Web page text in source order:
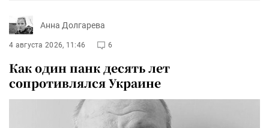
Анна Долгарева
4 августа 2026, 11:46 6
Как один панк десять лет
сопротивлялся Украине